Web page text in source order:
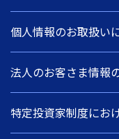
個人情報のお取扱い
法人のお客さま情報
特定投資家制度にお